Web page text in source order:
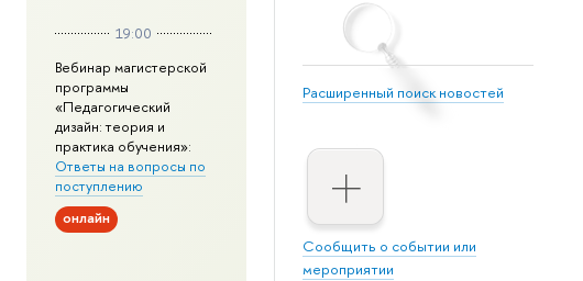
Расширенный поиск новостей
Сообщить о событии или
мероприятии
19:00
Вебинар магистерской
программы
«Педагогический
дизайн: теория и
практика обучения»:
Ответы на вопросы по
поступлению
онлайн